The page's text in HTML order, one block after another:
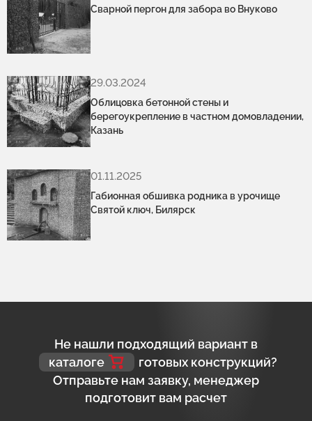
Сварной пергон для забора во Внуково
29.03.2024
Облицовка бетонной стены и
берегоукрепление в частном домовладении,
Казань
01.11.2025
Габионная обшивка родника в урочище
Святой ключ, Билярск
Не нашли подходящий вариант в
каталоге
готовых конструкций?
Отправьте нам заявку, менеджер
подготовит вам расчет